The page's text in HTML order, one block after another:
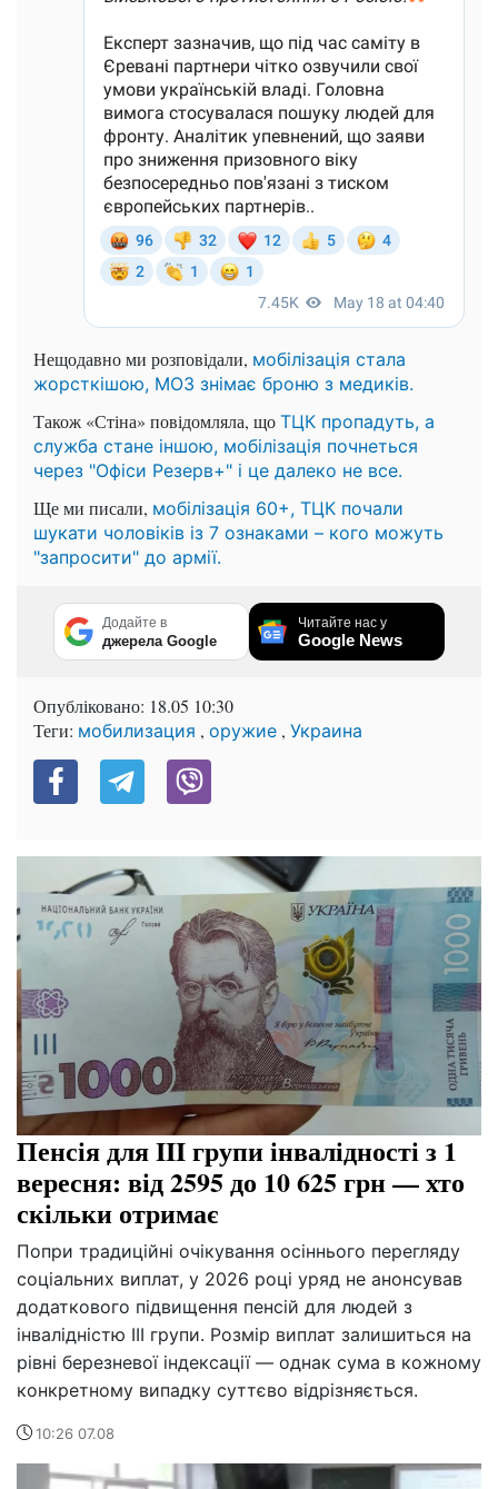
Нещодавно ми розповідали, мобілізація стала
жорсткішою, МОЗ знімає броню з медиків.
Також «Стіна» повідомляла, що ТЦК пропадуть, а
служба стане іншою, мобілізація почнеться
через "Офіси Резерв+" і це далеко не все.
Ще ми писали, мобілізація 60+, ТЦК почали
шукати чоловіків із 7 ознаками – кого можуть
"запросити" до армії.
Додайте в
джерела Google
Читайте нас у
Google News
Опубліковано: 18.05 10:30
Теги: мобилизация , оружие , Украина
Пенсія для III групи інвалідності з 1
вересня: від 2595 до 10 625 грн — хто
скільки отримає
Попри традиційні очікування осіннього перегляду
соціальних виплат, у 2026 році уряд не анонсував
додаткового підвищення пенсій для людей з
інвалідністю III групи. Розмір виплат залишиться на
рівні березневої індексації — однак сума в кожному
конкретному випадку суттєво відрізняється.
10:26 07.08